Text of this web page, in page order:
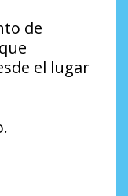
de
el lugar